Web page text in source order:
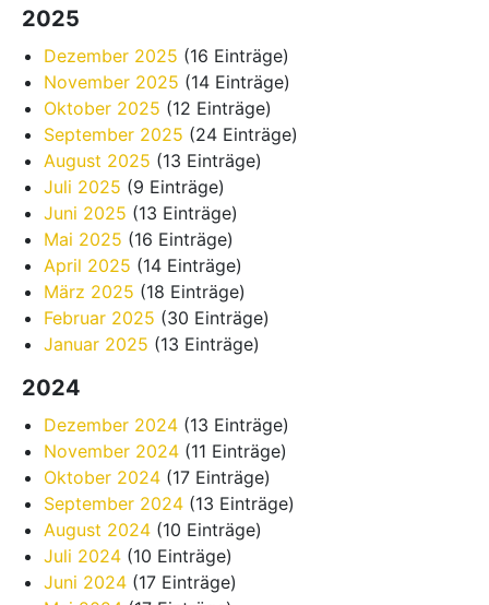
2025
Dezember 2025 (16 Einträge)
November 2025 (14 Einträge)
Oktober 2025 (12 Einträge)
September 2025 (24 Einträge)
August 2025 (13 Einträge)
Juli 2025 (9 Einträge)
Juni 2025 (13 Einträge)
Mai 2025 (16 Einträge)
April 2025 (14 Einträge)
März 2025 (18 Einträge)
Februar 2025 (30 Einträge)
Januar 2025 (13 Einträge)
2024
Dezember 2024 (13 Einträge)
November 2024 (11 Einträge)
Oktober 2024 (17 Einträge)
September 2024 (13 Einträge)
August 2024 (10 Einträge)
Juli 2024 (10 Einträge)
Juni 2024 (17 Einträge)